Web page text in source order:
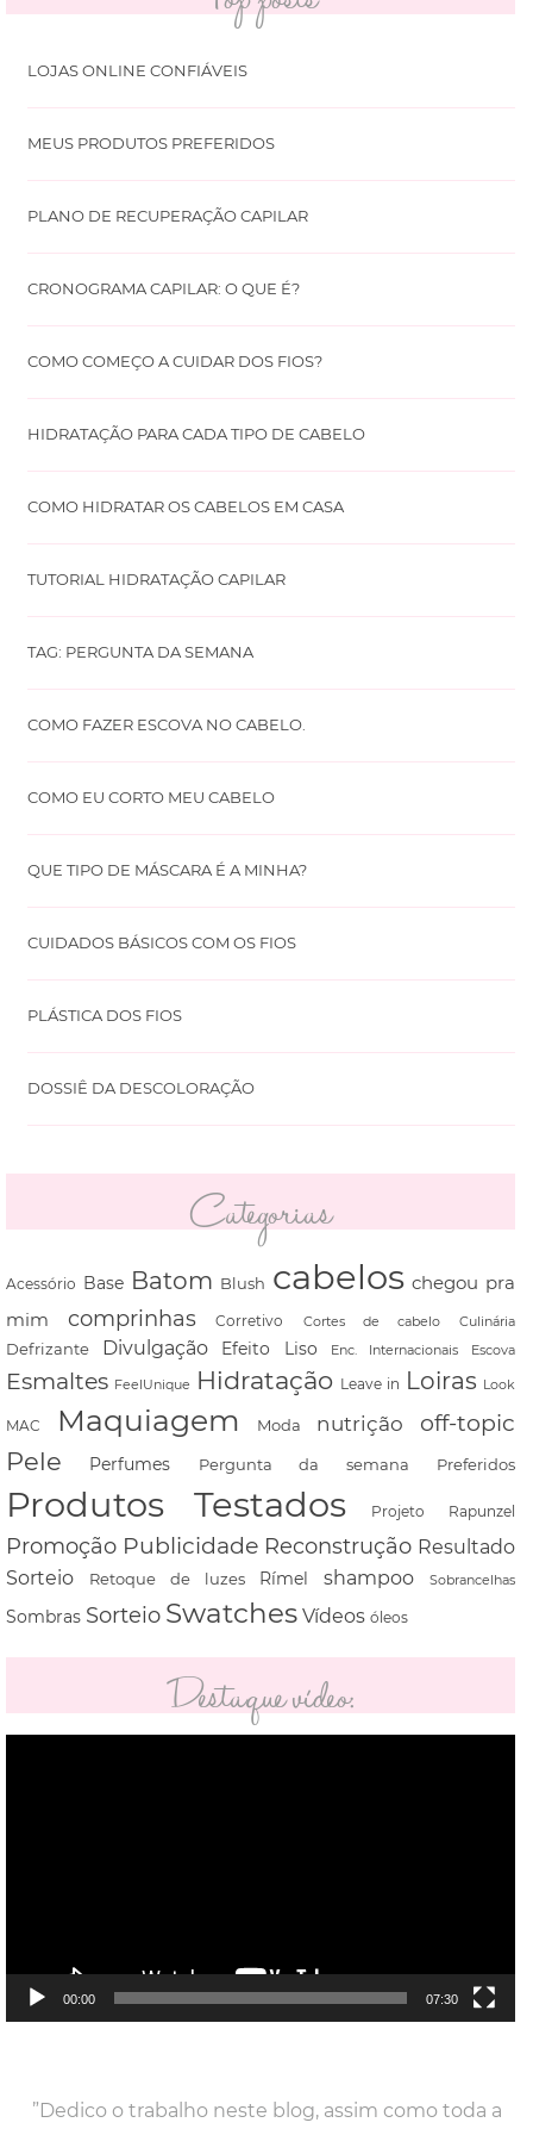
LOJAS ONLINE CONFIÁVEIS
MEUS PRODUTOS PREFERIDOS
PLANO DE RECUPERAÇÃO CAPILAR
CRONOGRAMA CAPILAR: O QUE É?
COMO COMEÇO A CUIDAR DOS FIOS?
HIDRATAÇÃO PARA CADA TIPO DE CABELO
COMO HIDRATAR OS CABELOS EM CASA
TUTORIAL HIDRATAÇÃO CAPILAR
TAG: PERGUNTA DA SEMANA
COMO FAZER ESCOVA NO CABELO.
COMO EU CORTO MEU CABELO
QUE TIPO DE MÁSCARA É A MINHA?
CUIDADOS BÁSICOS COM OS FIOS
PLÁSTICA DOS FIOS
DOSSIÊ DA DESCOLORAÇÃO
Categorias
Acessório Base Batom Blush cabelos chegou pra
mim
comprinhas Corretivo Cortes de cabelo Culinária
Defrizante Divulgação Efeito Liso Enc. Internacionais Escova
Esmaltes FeelUnique Hidratação Leave in Loiras Look
MAC Maquiagem Moda nutrição off-topic
Pele Perfumes Pergunta da semana Preferidos
Produtos Testados Projeto Rapunzel
Promoção Publicidade Reconstrução Resultado
Sorteio
Retoque de luzes Rímel shampoo Sobrancelhas
Sombras Sorteio Swatches Vídeos óleos
Destaque vídeo:
00:00 07:30
”Dedico o trabalho neste blog, assim como toda a